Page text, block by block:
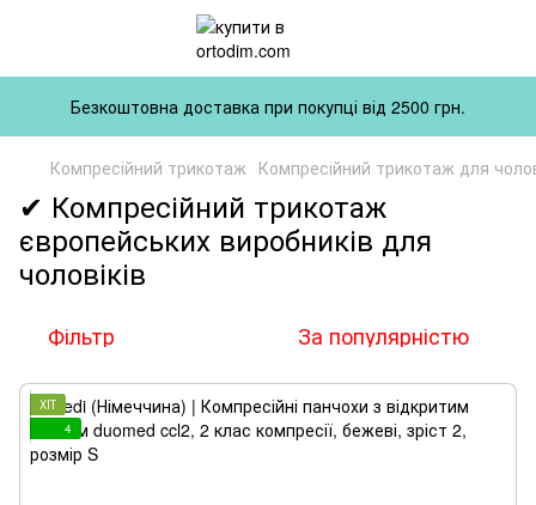
Безкоштовна доставка при покупці від 2500 грн.
Компресійний трикотаж Компресійний трикотаж для
✔ Компресійний трикотаж
європейських виробників для
чоловіків
Фільтр За популярністю
ХІТ
4